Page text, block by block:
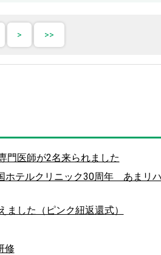
門医師が2名来られました
ホテルクリニック30周年 あま
した（ピンク紐返還式）
修